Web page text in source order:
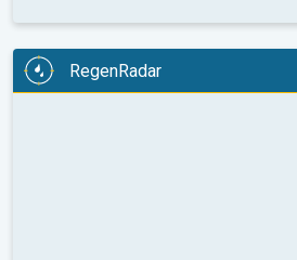
RegenRadar